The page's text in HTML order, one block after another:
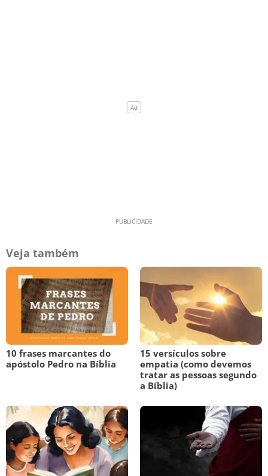
Veja também
10 frases marcantes do
apóstolo Pedro na Bíblia
15 versículos sobre
empatia (como devemos
tratar as pessoas segundo
a Bíblia)